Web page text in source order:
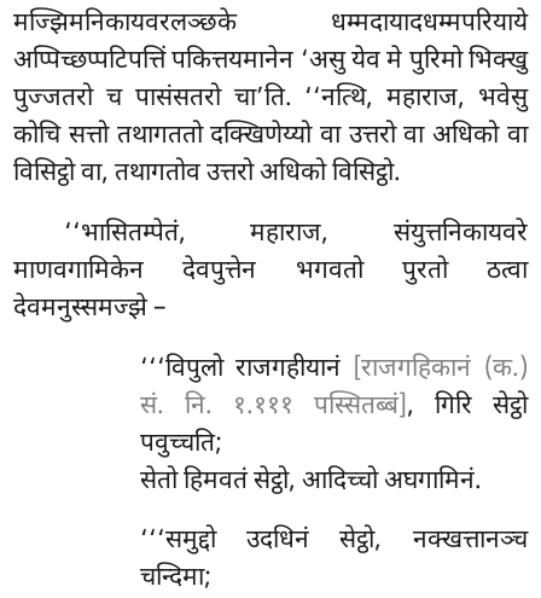
मज्झिमनिकायवरलञ्छके धम्मदायादधम्मपरियाये
अप्पिच्छप्पटिपत्तिं पकित्तयमानेन ‘असु येव मे पुरिमो भिक्खु
पुज्जतरो च पासंसतरो चा’ति. ‘‘नत्थि, महाराज, भवेसु
कोचि सत्तो तथागततो दक्खिणेय्यो वा उत्तरो वा अधिको वा
विसिट्ठो वा, तथागतोव उत्तरो अधिको विसिट्ठो.
‘‘भासितम्पेतं, महाराज, संयुत्तनिकायवरे
माणवगामिकेन देवपुत्तेन भगवतो पुरतो ठत्वा
देवमनुस्समज्झे –
‘‘‘विपुलो राजगहीयानं
[राजगहिकानं (क.)
सं. नि. १.१११ पस्सितब्बं] , गिरि सेट्ठो
पवुच्चति;
सेतो हिमवतं सेट्ठो, आदिच्चो अघगामिनं.
‘‘‘समुद्दो उदधिनं सेट्ठो, नक्खत्तानञ्च
चन्दिमा;